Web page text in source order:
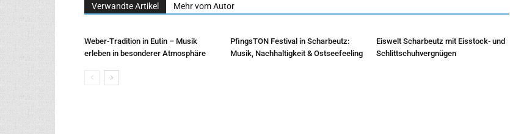
Verwandte Artikel Mehr vom Autor
Weber-Tradition in Eutin – Musik
erleben in besonderer Atmosphäre
PfingsTON Festival in Scharbeutz:
Musik, Nachhaltigkeit & Ostseefeeling
Eiswelt Scharbeutz mit Eisstock- und
Schlittschuhvergnügen